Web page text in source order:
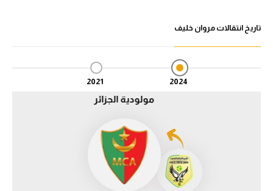
الدوري الإيطالي
دوري أبطال أوروبا
دوري أبطال إفريقيا
تاريخ انتقالات مروان خليف
2024
2021
مولودية الجزائر